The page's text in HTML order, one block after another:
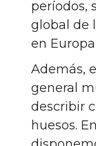
períodos,
global de
en
Además,
general
describir
huesos.